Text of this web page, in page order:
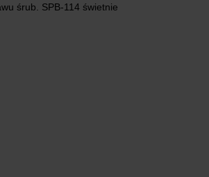
śrub. SPB-114 świetnie